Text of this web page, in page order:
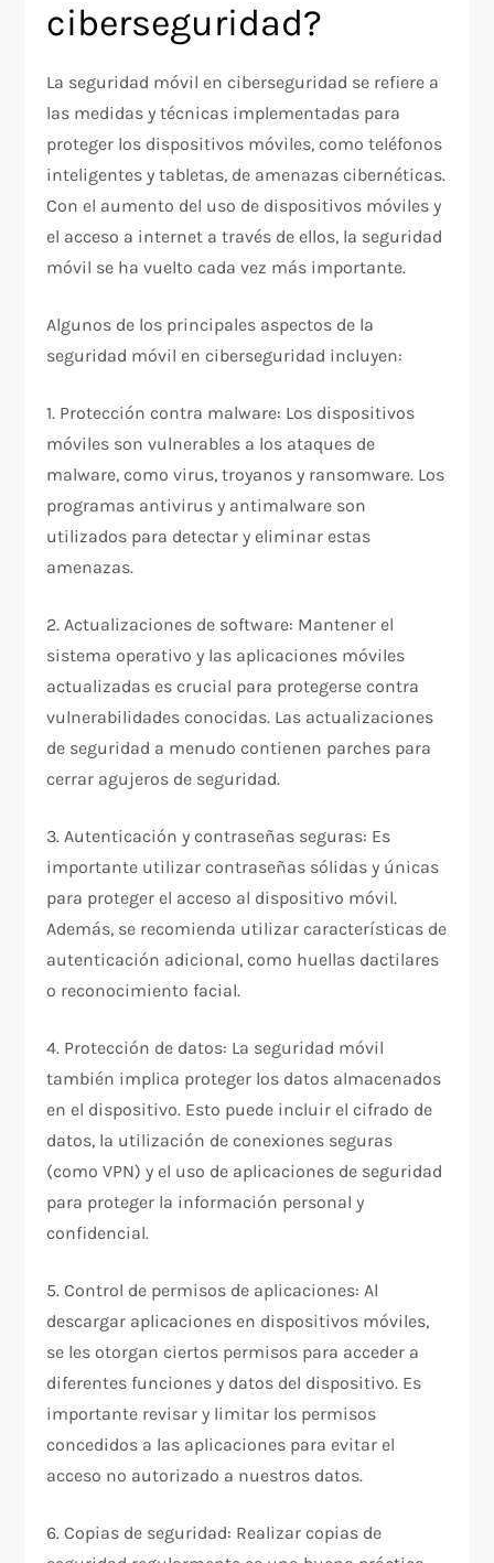
ciberseguridad?
La seguridad móvil en ciberseguridad se refiere a
las medidas y técnicas implementadas para
proteger los dispositivos móviles, como teléfonos
inteligentes y tabletas, de amenazas cibernéticas.
Con el aumento del uso de dispositivos móviles y
el acceso a internet a través de ellos, la seguridad
móvil se ha vuelto cada vez más importante.
Algunos de los principales aspectos de la
seguridad móvil en ciberseguridad incluyen:
1. Protección contra malware: Los dispositivos
móviles son vulnerables a los ataques de
malware, como virus, troyanos y ransomware. Los
programas antivirus y antimalware son
utilizados para detectar y eliminar estas
amenazas.
2. Actualizaciones de software: Mantener el
sistema operativo y las aplicaciones móviles
actualizadas es crucial para protegerse contra
vulnerabilidades conocidas. Las actualizaciones
de seguridad a menudo contienen parches para
cerrar agujeros de seguridad.
3. Autenticación y contraseñas seguras: Es
importante utilizar contraseñas sólidas y únicas
para proteger el acceso al dispositivo móvil.
Además, se recomienda utilizar características de
autenticación adicional, como huellas dactilares
o reconocimiento facial.
4. Protección de datos: La seguridad móvil
también implica proteger los datos almacenados
en el dispositivo. Esto puede incluir el cifrado de
datos, la utilización de conexiones seguras
(como VPN) y el uso de aplicaciones de seguridad
para proteger la información personal y
confidencial.
5. Control de permisos de aplicaciones: Al
descargar aplicaciones en dispositivos móviles,
se les otorgan ciertos permisos para acceder a
diferentes funciones y datos del dispositivo. Es
importante revisar y limitar los permisos
concedidos a las aplicaciones para evitar el
acceso no autorizado a nuestros datos.
6. Copias de seguridad: Realizar copias de